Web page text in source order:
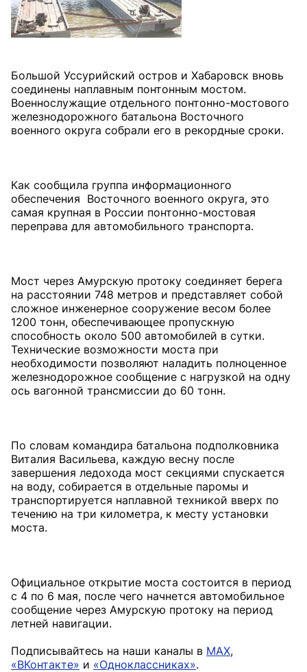
Большой Уссурийский остров и Хабаровск вновь
соединены наплавным понтонным мостом.
Военнослужащие отдельного понтонно-мостового
железнодорожного батальона Восточного
военного округа собрали его в рекордные сроки.
Как сообщила группа информационного
обеспечения Восточного военного округа, это
самая крупная в России понтонно-мостовая
переправа для автомобильного транспорта.
Мост через Амурскую протоку соединяет берега
на расстоянии 748 метров и представляет собой
сложное инженерное сооружение весом более
1200 тонн, обеспечивающее пропускную
способность около 500 автомобилей в сутки.
Технические возможности моста при
необходимости позволяют наладить полноценное
железнодорожное сообщение с нагрузкой на одну
ось вагонной трансмиссии до 60 тонн.
По словам командира батальона подполковника
Виталия Васильева, каждую весну после
завершения ледохода мост секциями спускается
на воду, собирается в отдельные паромы и
транспортируется наплавной техникой вверх по
течению на три километра, к месту установки
моста.
Официальное открытие моста состоится в период
с 4 по 6 мая, после чего начнется автомобильное
сообщение через Амурскую протоку на период
летней навигации.
Подписывайтесь на наши каналы в MAX,
«ВКонтакте» и «Одноклассниках».